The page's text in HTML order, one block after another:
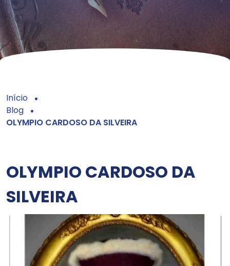
Início
Blog
OLYMPIO CARDOSO DA SILVEIRA
OLYMPIO CARDOSO DA
SILVEIRA